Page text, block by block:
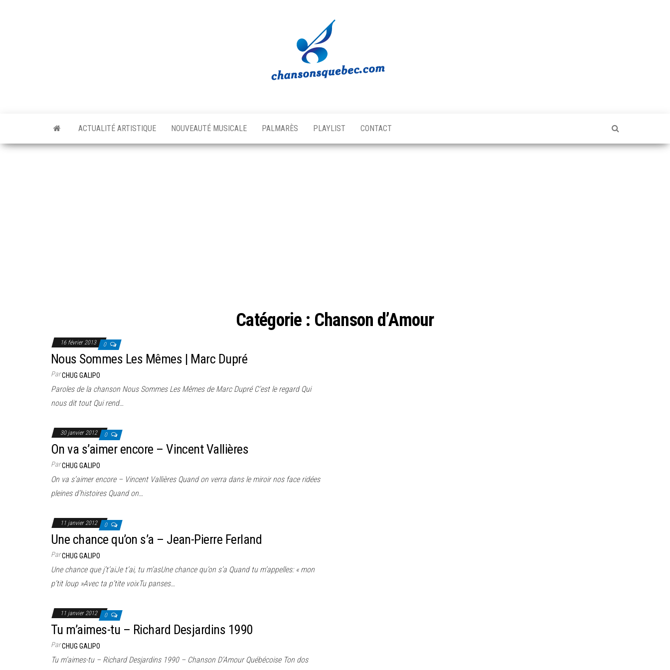
Québec
musicale
québécoise!
ACTUALITÉ ARTISTIQUE NOUVEAUTÉ MUSICALE PALMARÈS PLAYLIST CONTACT
Catégorie : Chanson d’Amour
16 février 2013 0
Nous Sommes Les Mêmes | Marc Dupré
ParCHUG GALIPO
Paroles de la chanson Nous Sommes Les Mêmes de Marc Dupré C’est le regard Qui
nous dit tout Qui rend…
30 janvier 2012 0
On va s’aimer encore – Vincent Vallières
ParCHUG GALIPO
On va s’aimer encore – Vincent Vallières Quand on verra dans le miroir nos face ridées
pleines d’histoires Quand on…
11 janvier 2012 0
Une chance qu’on s’a – Jean-Pierre Ferland
ParCHUG GALIPO
Une chance que j’t’aiJe t’ai, tu m’asUne chance qu’on s’a Quand tu m’appelles: « mon
p’tit loup »Avec ta p’tite voixTu panses…
11 janvier 2012 0
Tu m’aimes-tu – Richard Desjardins 1990
ParCHUG GALIPO
Tu m’aimes-tu – Richard Desjardins 1990 – Chanson D’Amour Québécoise Ton dos